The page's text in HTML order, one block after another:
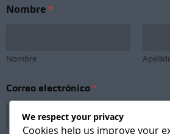
Nombre*
Nombre
o
r
Correo electrónico *
We respect your privacy
Cookies help us improve your